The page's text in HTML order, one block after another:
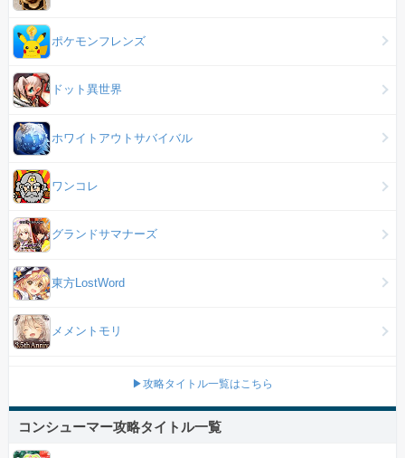
ポケモンフレンズ
ドット異世界
ホワイトアウトサバイバル
ワンコレ
グランドサマナーズ
東方LostWord
メメントモリ
▶攻略タイトル一覧はこちら
コンシューマー攻略タイトル一覧